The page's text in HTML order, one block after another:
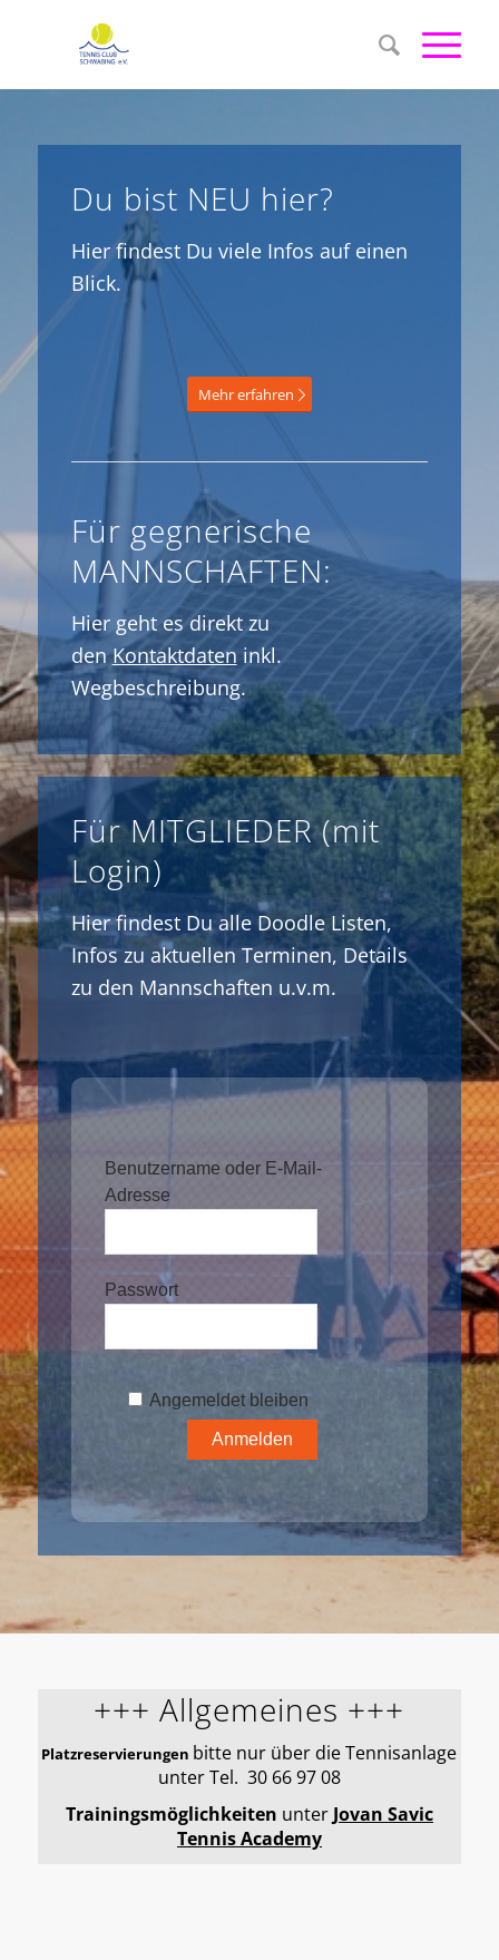
Du bist NEU hier?
Hier findest Du viele Infos auf einen
Blick.
Mehr erfahren
Für gegnerische
MANNSCHAFTEN:
Hier geht es direkt zu
denKontaktdateninkl.
Wegbeschreibung.
Für MITGLIEDER (mit
Login)
Hier findest Du alle Doodle Listen,
Infos zu aktuellen Terminen, Details
zu den Mannschaften u.v.m.
Benutzername oder E-Mail-
Adresse
Passwort
Angemeldet bleiben
+++ Allgemeines +++
Platzreservierungen bitte nur über die Tennisanlage
unter Tel. 30 66 97 08
Trainingsmöglichkeiten unter Jovan Savic
Tennis Academy